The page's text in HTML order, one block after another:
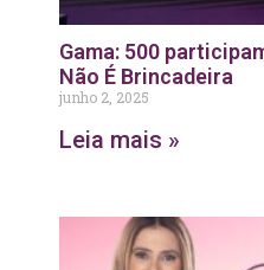
Gama: 500
Não É Brincadeira
junho 2, 2025
Leia mais »